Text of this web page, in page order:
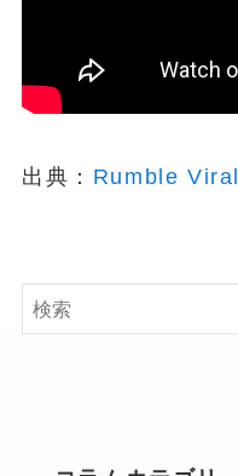
出典： Rumble Viral